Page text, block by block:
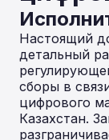
Настоящий
детальный
сборы в
цифрового
Казахстан.